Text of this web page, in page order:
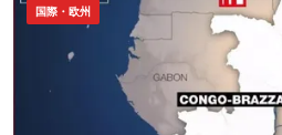
国際・欧州